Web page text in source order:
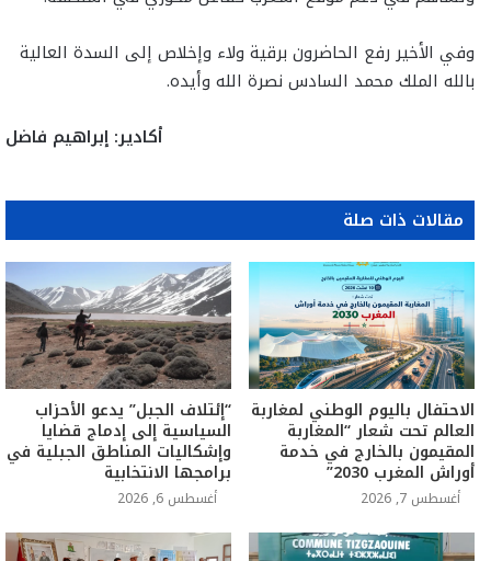
وفي الأخير رفع الحاضرون برقية ولاء وإخلاص إلى السدة العالية
بالله الملك محمد السادس نصرة الله وأيده.
أكادير: إبراهيم فاضل
مقالات ذات صلة
الاحتفال باليوم الوطني لمغاربة
العالم تحت شعار “المغاربة
المقيمون بالخارج في خدمة
أوراش المغرب 2030”
أغسطس 7, 2026
“إئتلاف الجبل” يدعو الأحزاب
السياسية إلى إدماج قضايا
وإشكاليات المناطق الجبلية في
برامجها الانتخابية
أغسطس 6, 2026